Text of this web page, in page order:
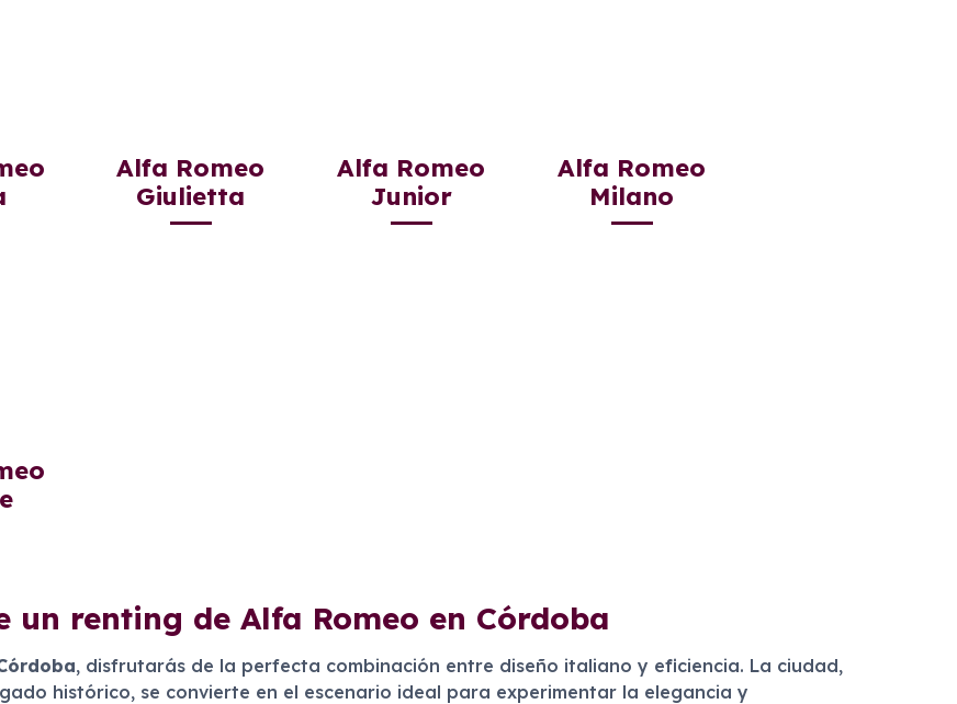
Alfa Romeo
Giulietta
Alfa Romeo
Junior
Alfa Romeo
Milano
un renting de Alfa Romeo en Córdoba
, disfrutarás de la perfecta combinación entre diseño italiano y eficiencia. La ciudad,
histórico, se convierte en el escenario ideal para experimentar la elegancia y